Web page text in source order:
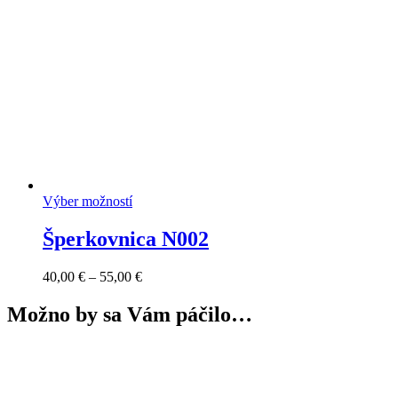
Výber možností
Šperkovnica N002
40,00 € – 55,00 €Price
40,00 €
through
Možno by sa Vám páčilo…